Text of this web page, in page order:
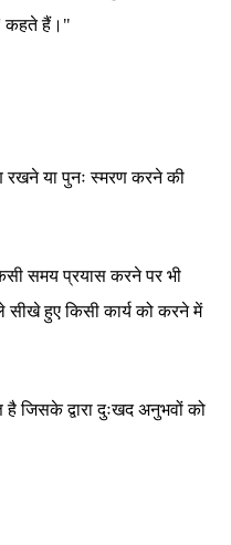
कहते हैं।"
रखने या पुनः स्मरण करने की
समय प्रयास करने पर भी
सीखे हुए किसी कार्य को करने में
है जिसके द्वारा दुःखद अनुभवों को